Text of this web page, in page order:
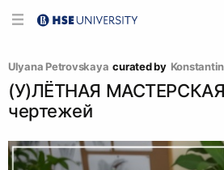
Ulyana Petrovskaya curated by
(У)ЛЁТНАЯ
чертежей